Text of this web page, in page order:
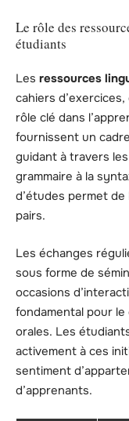
Le rôle des
étudiants
Les ressources
cahiers
rôle clé dans
fournissent un
guidant à travers
grammaire à la
d’études permet
pairs.
Les échanges
sous forme de
occasions
fondamental pour
orales. Les
activement à ces
sentiment
d’apprenants.